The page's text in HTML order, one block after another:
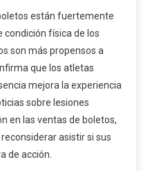
están fuertemente
condición física de los
son más propensos a
que los atletas
mejora la experiencia
sobre lesiones
en las ventas de boletos,
asistir si sus
de acción.